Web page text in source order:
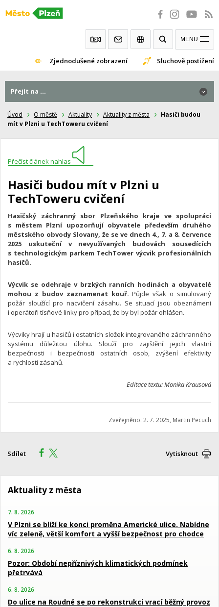
Přeskočit
Zjednodušené zobrazení Sluchově postižení
MENU
Úvod O městě Aktuality Aktuality z města
Hasiči budou
mít v Plzni u TechToweru cvičení
Přečíst článek nahlas
Hasiči budou mít v Plzni u
TechToweru cvičení
Hasičský záchranný sbor Plzeňského kraje ve spolupráci
s městem Plzní upozorňují obyvatele především druhého
městského obvody Slovany, že se ve dnech 4., 7. a 8. července
2025 uskuteční v nevyužívaných budovách sousedících
s technologickým parkem TechTower výcvik profesionálních
hasičů.
Výcvik se odehraje v brzkých ranních hodinách a obyvatelé
mohou z budov zaznamenat kouř. Půjde však o simulovaný
požár sloužící pro nacvičení zásahu. Se situací jsou obeznámeni
i operátoři tísňové linky pro případ, že by byl požár ohlášen.
Výcviky hrají u hasičů i ostatních složek integrovaného záchranného
systému důležitou úlohu. Slouží pro zajištění jejich vlastní
bezpečnosti i bezpečnosti ostatních osob, zvýšení efektivity
a rychlosti zásahů.
Editace textu: Monika Krausová
Zveřejněno: 2. 7. 2025, Martin Pecuch
Sdílet Vytisknout
Přejít na ...
Aktuality z města
7. 8. 2026
V Plzni se blíží ke konci proměna Americké ulice. Nabídne
víc zeleně, větší komfort a vyšší bezpečnost pro chodce
6. 8. 2026
Pozor: Období nepříznivých klimatických podmínek
přetrvává
6. 8. 2026
Do ulice na Roudné se po rekonstrukci vrací běžný provoz